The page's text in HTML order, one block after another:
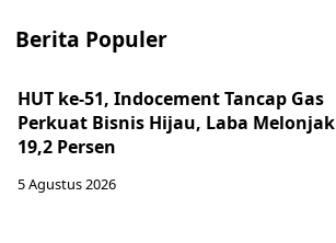
Berita Populer
HUT ke-51, Indocement Tancap Gas
Perkuat Bisnis Hijau, Laba Melonjak
19,2 Persen
5 Agustus 2026